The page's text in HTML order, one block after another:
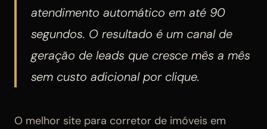
atendimento automático em até 90
segundos. O resultado é um canal de
geração de leads que cresce mês a mês
sem custo adicional por clique.
O melhor site para corretor de imóveis em